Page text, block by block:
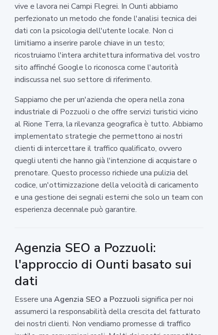
vive e lavora nei Campi Flegrei. In Ounti abbiamo
perfezionato un metodo che fonde l'analisi tecnica dei
dati con la psicologia dell'utente locale. Non ci
limitiamo a inserire parole chiave in un testo;
ricostruiamo l'intera architettura informativa del vostro
sito affinché Google lo riconosca come l'autorità
indiscussa nel suo settore di riferimento.
Sappiamo che per un'azienda che opera nella zona
industriale di Pozzuoli o che offre servizi turistici vicino
al Rione Terra, la rilevanza geografica è tutto. Abbiamo
implementato strategie che permettono ai nostri
clienti di intercettare il traffico qualificato, ovvero
quegli utenti che hanno già l'intenzione di acquistare o
prenotare. Questo processo richiede una pulizia del
codice, un'ottimizzazione della velocità di caricamento
e una gestione dei segnali esterni che solo un team con
esperienza decennale può garantire.
Agenzia SEO a Pozzuoli:
l'approccio di Ounti basato sui
dati
Essere una Agenzia SEO a Pozzuoli significa per noi
assumerci la responsabilità della crescita del fatturato
dei nostri clienti. Non vendiamo promesse di traffico